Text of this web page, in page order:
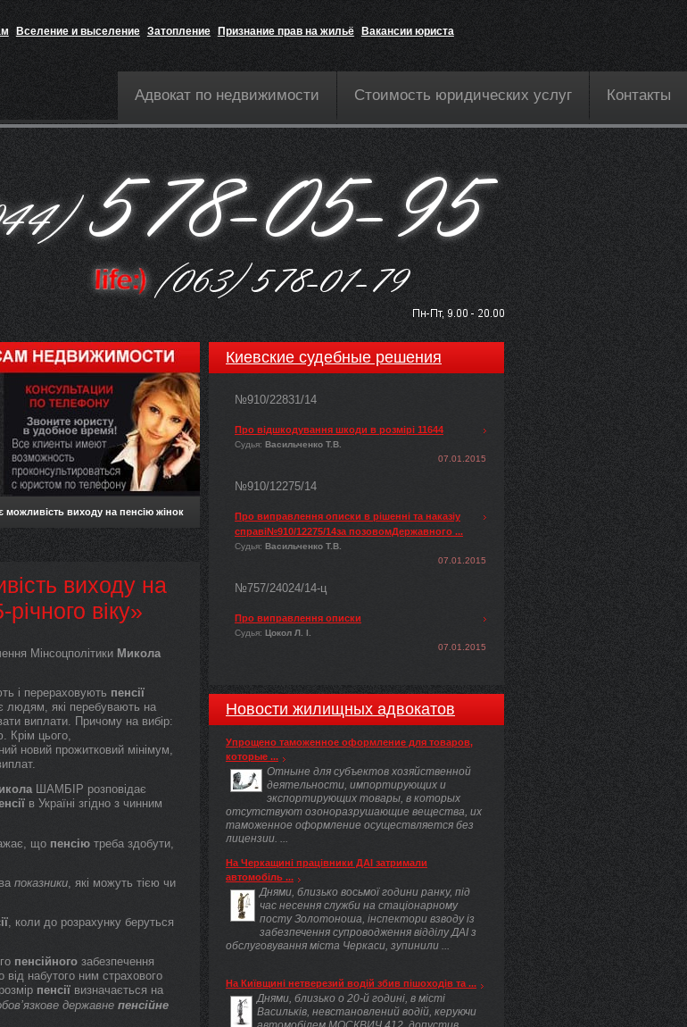
Вселение и выселение Затопление Признание прав на жильё Вакансии юриста
Адвокат по недвижимости Стоимость юридических услуг Контакты
виходу на пенсію жінок
виходу на
віку»
Мінсоцполітики Микола
і перераховують пенсії
людям, які перебувають на
виплати. Причому на вибір:
Крім цього,
новий прожитковий мінімум,
ШАМБІР розповідає
в Україні згідно з чинним
що пенсію треба здобути,
показники, які можуть тією чи
, коли до розрахунку беруться
пенсійного забезпечення
набутого ним страхового
пенсії визначається на
державне пенсійне
Киевские судебные решения
№910/22831/14
Про відшкодування шкоди в розмірі 11644
Судья: Васильченко Т.В.
07.01.2015
№910/12275/14
Про виправлення описки в рішенні та наказіу
справі№910/12275/14за позовомДержавного ...
Судья: Васильченко Т.В.
07.01.2015
№757/24024/14-ц
Про виправлення описки
Судья: Цокол Л. І.
07.01.2015
Новости жилищных адвокатов
Упрощено таможенное оформление для товаров,
которые ...
Отныне для субъектов хозяйственной
деятельности, импортирующих и
экспортирующих товары, в которых
отсутствуют озоноразрушающие вещества, их
таможенное оформление осуществляется без
лицензии. ...
На Черкащині працівники ДАІ затримали
автомобіль ...
Днями, близько восьмої години ранку, під
час несення служби на стаціонарному
посту Золотоноша, інспектори взводу із
забезпечення супроводження відділу ДАІ з
обслуговування міста Черкаси, зупинили ...
На Київщині нетверезий водій збив пішоходів та ...
Днями, близько о 20-й годині, в місті
Васильків, невстановлений водій, керуючи